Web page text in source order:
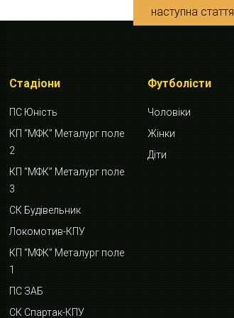
наступна стаття
Стадіони
ПС Юність
КП “МФК” Металург поле
2
КП “МФК” Металург поле
3
СК Будівельник
Локомотив-КПУ
КП “МФК” Металург поле
1
ПС ЗАБ
СК Спартак-КПУ
Футболісти
Чоловіки
Жінки
Діти